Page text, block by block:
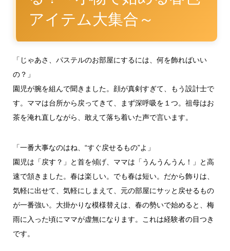
アイテム大集合～
「じゃあさ、パステルのお部屋にするには、何を飾ればいい
の？」
園児が腕を組んで聞きました。顔が真剣すぎて、もう設計士で
す。ママは台所から戻ってきて、まず深呼吸を１つ。祖母はお
茶を淹れ直しながら、敢えて落ち着いた声で言います。
「一番大事なのはね、“すぐ戻せるもの”よ」
園児は「戻す？」と首を傾げ、ママは「うんうんうん！」と高
速で頷きました。春は楽しい。でも春は短い。だから飾りは、
気軽に出せて、気軽にしまえて、元の部屋にサッと戻せるもの
が一番強い。大掛かりな模様替えは、春の勢いで始めると、梅
雨に入った頃にママが虚無になります。これは経験者の目つき
です。